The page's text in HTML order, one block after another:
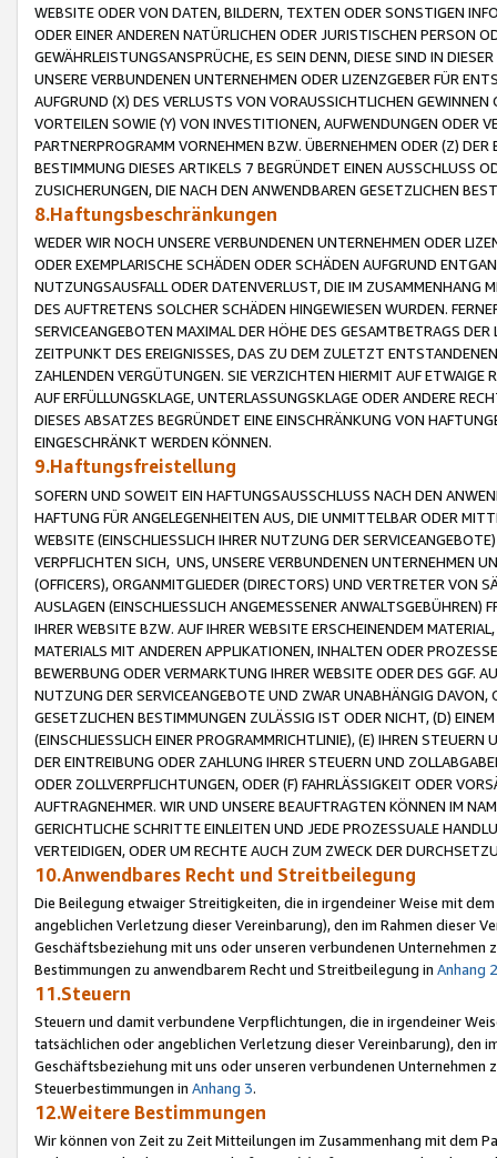
WEBSITE ODER VON DATEN, BILDERN, TEXTEN ODER SONSTIGEN
ODER EINER ANDEREN NATÜRLICHEN ODER JURISTISCHEN PERSON
GEWÄHRLEISTUNGSANSPRÜCHE, ES SEIN DENN, DIESE SIND IN
UNSERE VERBUNDENEN UNTERNEHMEN ODER LIZENZGEBER FÜR
AUFGRUND (X) DES VERLUSTS VON VORAUSSICHTLICHEN
VORTEILEN SOWIE (Y) VON INVESTITIONEN, AUFWENDUNGEN ODER
PARTNERPROGRAMM VORNEHMEN BZW. ÜBERNEHMEN ODER (Z)
BESTIMMUNG DIESES ARTIKELS 7 BEGRÜNDET EINEN AUSSCHLUSS
ZUSICHERUNGEN, DIE NACH DEN ANWENDBAREN GESETZLICHEN
8.Haftungsbeschränkungen
WEDER WIR NOCH UNSERE VERBUNDENEN UNTERNEHMEN ODER
ODER EXEMPLARISCHE SCHÄDEN ODER SCHÄDEN AUFGRUND
NUTZUNGSAUSFALL ODER DATENVERLUST, DIE IM ZUSAMMENHANG
DES AUFTRETENS SOLCHER SCHÄDEN HINGEWIESEN WURDEN.
SERVICEANGEBOTEN MAXIMAL DER HÖHE DES GESAMTBETRAGS
ZEITPUNKT DES EREIGNISSES, DAS ZU DEM ZULETZT
ZAHLENDEN VERGÜTUNGEN. SIE VERZICHTEN HIERMIT AUF
AUF ERFÜLLUNGSKLAGE, UNTERLASSUNGSKLAGE ODER ANDERE
DIESES ABSATZES BEGRÜNDET EINE EINSCHRÄNKUNG VON
EINGESCHRÄNKT WERDEN KÖNNEN.
9.Haftungsfreistellung
SOFERN UND SOWEIT EIN HAFTUNGSAUSSCHLUSS NACH DEN
HAFTUNG FÜR ANGELEGENHEITEN AUS, DIE UNMITTELBAR ODER
WEBSITE (EINSCHLIESSLICH IHRER NUTZUNG DER
VERPFLICHTEN SICH, UNS, UNSERE VERBUNDENEN UNTERNEHMEN
(OFFICERS), ORGANMITGLIEDER (DIRECTORS) UND VERTRETER VON
AUSLAGEN (EINSCHLIESSLICH ANGEMESSENER
IHRER WEBSITE BZW. AUF IHRER WEBSITE ERSCHEINENDEM
MATERIALS MIT ANDEREN APPLIKATIONEN, INHALTEN ODER
BEWERBUNG ODER VERMARKTUNG IHRER WEBSITE ODER DES GGF.
NUTZUNG DER SERVICEANGEBOTE UND ZWAR UNABHÄNGIG
GESETZLICHEN BESTIMMUNGEN ZULÄSSIG IST ODER NICHT, (D)
(EINSCHLIESSLICH EINER PROGRAMMRICHTLINIE), (E) IHREN
DER EINTREIBUNG ODER ZAHLUNG IHRER STEUERN UND
ODER ZOLLVERPFLICHTUNGEN, ODER (F) FAHRLÄSSIGKEIT ODER
AUFTRAGNEHMER. WIR UND UNSERE BEAUFTRAGTEN KÖNNEN IM
GERICHTLICHE SCHRITTE EINLEITEN UND JEDE PROZESSUALE
VERTEIDIGEN, ODER UM RECHTE AUCH ZUM ZWECK DER
10.Anwendbares Recht und Streitbeilegung
Die Beilegung etwaiger Streitigkeiten, die in irgendeiner Weise mit
angeblichen Verletzung dieser Vereinbarung), den im Rahmen dieser
Geschäftsbeziehung mit uns oder unseren verbundenen
Bestimmungen zu anwendbarem Recht und Streitbeilegung in Anhang 2
11.Steuern
Steuern und damit verbundene Verpflichtungen, die in irgendeiner
tatsächlichen oder angeblichen Verletzung dieser Vereinbarung), den
Geschäftsbeziehung mit uns oder unseren verbundenen
Steuerbestimmungen in Anhang 3.
12.Weitere Bestimmungen
Wir können von Zeit zu Zeit Mitteilungen im Zusammenhang mit dem